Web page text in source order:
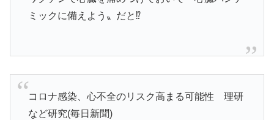
ミックに備えよう〟だと⁉
コロナ感染、心不全のリスク高まる可能性 理研
など研究(毎日新聞)